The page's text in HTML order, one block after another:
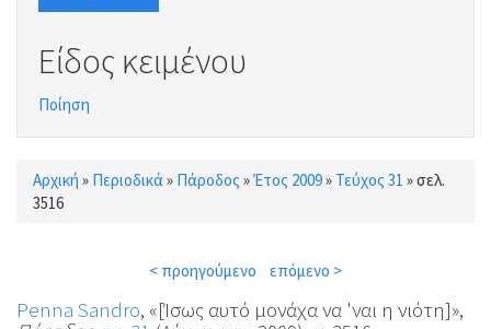
Είδος κειμένου
Ποίηση
Είστε εδώ
Αρχική » Περιοδικά » Πάροδος »Έτος 2009» Τεύχος 31 »σελ.
3516
< προηγούμενο επόμενο >
Penna Sandro, «[Ίσως αυτό μονάχα να 'ναι η νιότη]»,